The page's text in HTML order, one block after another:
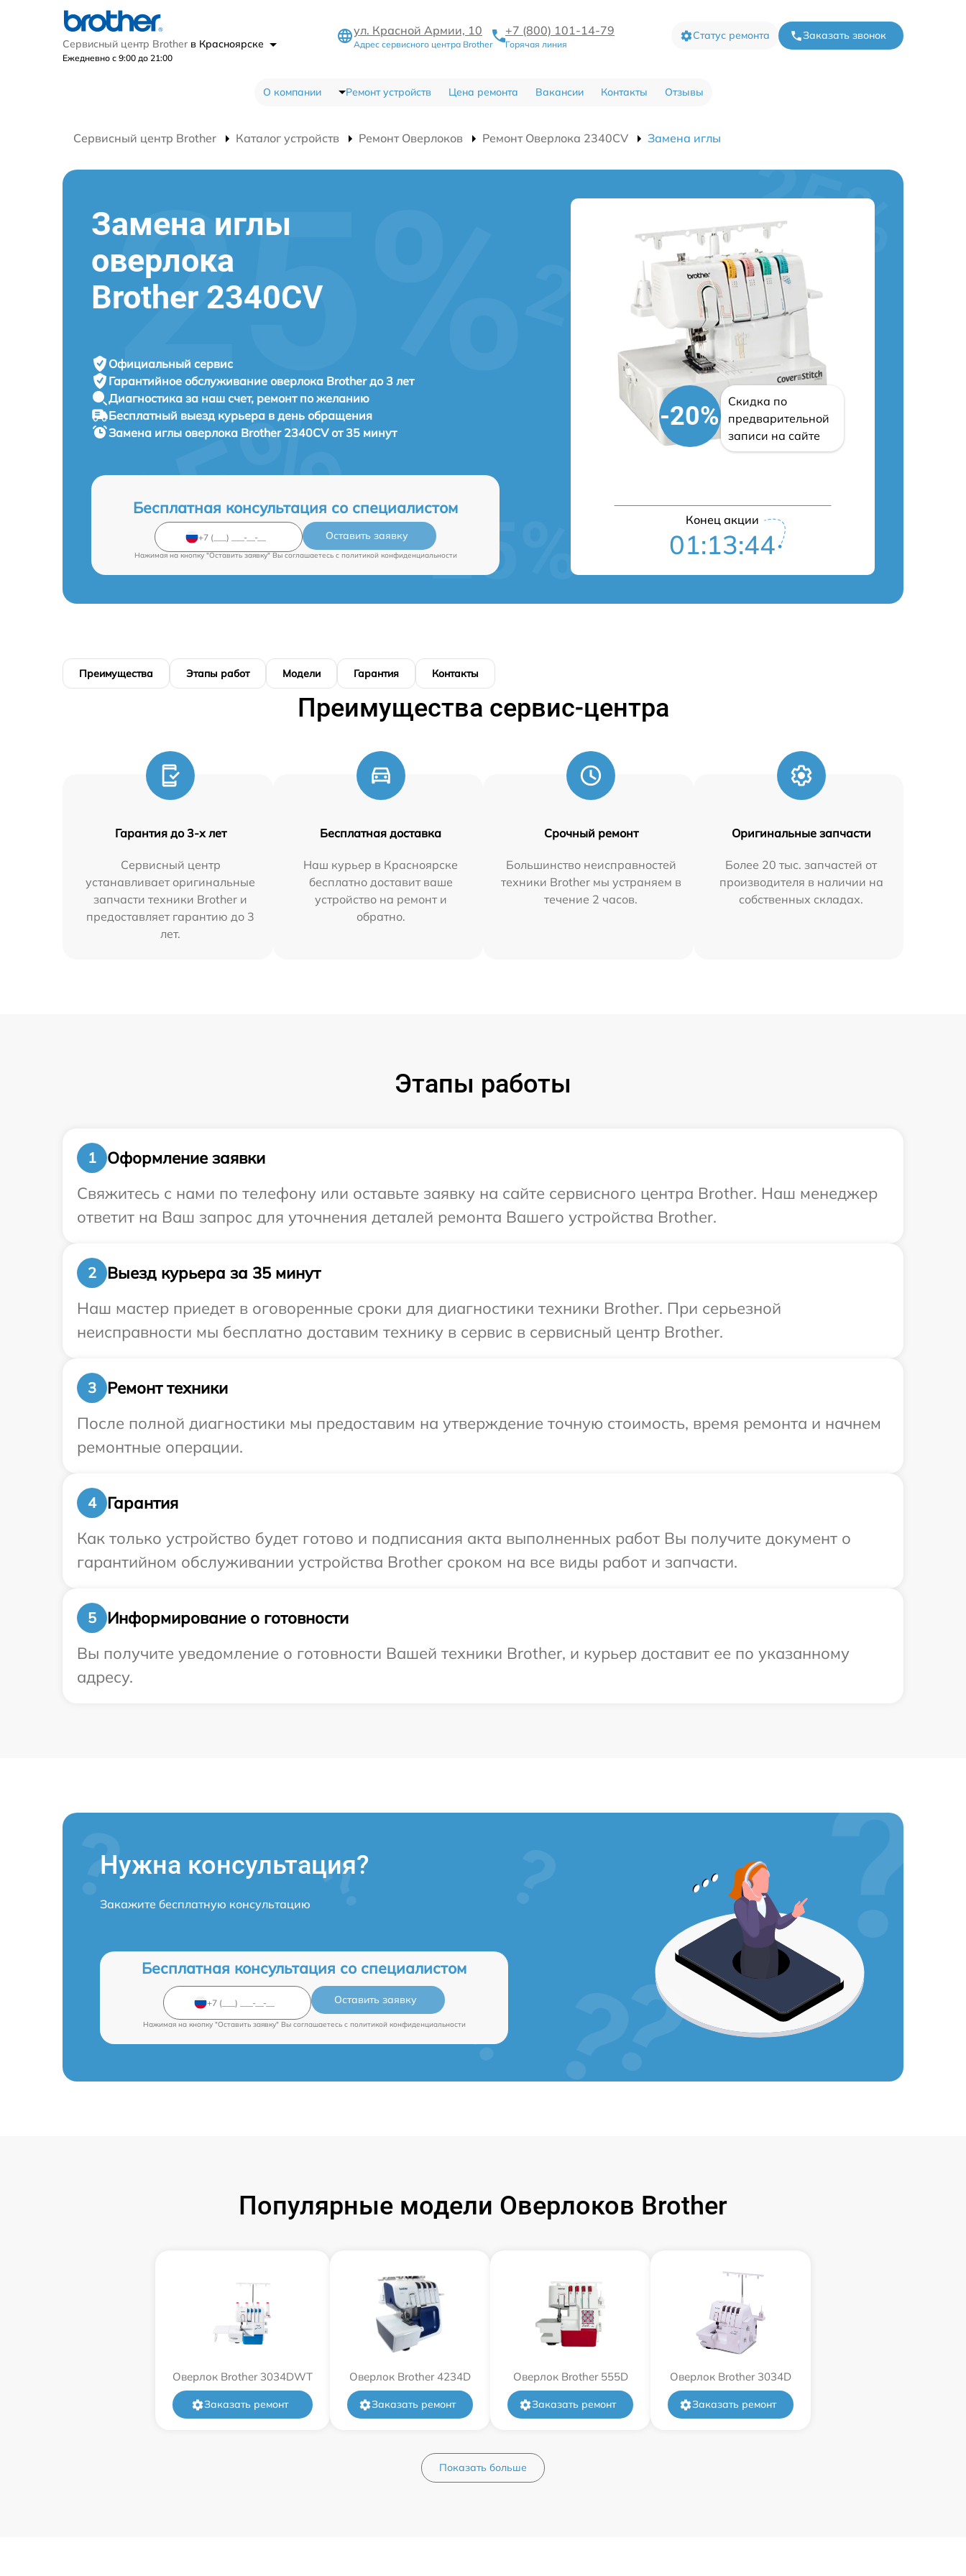
Сервисный центр Brother в Красноярске
Ежедневно с 9:00 до 21:00
ул. Красной Армии, 10
Адрес сервисного центра Brother
+7 (800) 101-14-79
Горячая линия
Статус ремонта Заказать звонок
О компании Ремонт устройств Цена ремонта Вакансии Контакты Отзывы
Сервисный центр Brother Каталог устройств Ремонт Оверлоков Ремонт Оверлока 2340CV Замена иглы
Замена иглы
оверлока
Brother 2340CV
Официальный сервис
Гарантийное обслуживание оверлока Brother до 3 лет
Диагностика за наш счет, ремонт по желанию
Бесплатный выезд курьера в день обращения
Замена иглы оверлока Brother 2340CV от 35 минут
Бесплатная консультация со специалистом
Оставить заявку
Нажимая на кнопку "Оставить заявку" Вы соглашаетесь c политикой конфиденциальности
-20%
Скидка по
предварительной
записи на сайте
Конец акции
01:13:43
Преимущества Этапы работ Модели Гарантия Контакты
Преимущества сервис-центра
Гарантия до 3-х лет
Сервисный центр
устанавливает оригинальные
запчасти техники Brother и
предоставляет гарантию до 3
лет.
Бесплатная доставка
Наш курьер в Красноярске
бесплатно доставит ваше
устройство на ремонт и
обратно.
Срочный ремонт
Большинство неисправностей
техники Brother мы устраняем в
течение 2 часов.
Оригинальные запчасти
Более 20 тыс. запчастей от
производителя в наличии на
собственных складах.
Этапы работы
1
Оформление заявки
Свяжитесь с нами по телефону или оставьте заявку на сайте сервисного центра Brother. Наш менеджер
ответит на Ваш запрос для уточнения деталей ремонта Вашего устройства Brother.
2
Выезд курьера за 35 минут
Наш мастер приедет в оговоренные сроки для диагностики техники Brother. При серьезной
неисправности мы бесплатно доставим технику в сервис в сервисный центр Brother.
3
Ремонт техники
После полной диагностики мы предоставим на утверждение точную стоимость, время ремонта и начнем
ремонтные операции.
4
Гарантия
Как только устройство будет готово и подписания акта выполненных работ Вы получите документ о
гарантийном обслуживании устройства Brother сроком на все виды работ и запчасти.
5
Информирование о готовности
Вы получите уведомление о готовности Вашей техники Brother, и курьер доставит ее по указанному
адресу.
Нужна консультация?
Закажите бесплатную консультацию
Бесплатная консультация со специалистом
Оставить заявку
Нажимая на кнопку "Оставить заявку" Вы соглашаетесь c политикой конфиденциальности
Популярные модели Оверлоков Brother
Оверлок Brother 3034DWT
Заказать ремонт
Оверлок Brother 4234D
Заказать ремонт
Оверлок Brother 555D
Заказать ремонт
Оверлок Brother 3034D
Заказать ремонт
Показать больше